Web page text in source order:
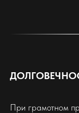
При грамотном